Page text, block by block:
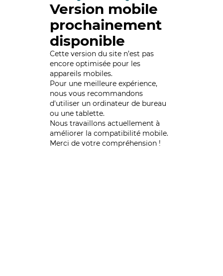
Version mobile
prochainement
disponible
Cette version du site n’est pas
encore optimisée pour les
appareils mobiles.
Pour une meilleure expérience,
nous vous recommandons
d'utiliser un ordinateur de bureau
ou une tablette.
Nous travaillons actuellement à
améliorer la compatibilité mobile.
Merci de votre compréhension !